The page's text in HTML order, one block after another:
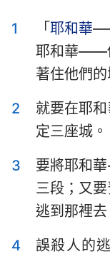
歷代志上
以斯拉記
詩篇
以賽亞書
耶利米哀歌
但以理書
1 「耶和華
耶和華——
著住他們
2
就要在耶
定三座城。
3
要將耶和
三段；又
逃到那裡去
4
誤殺人的